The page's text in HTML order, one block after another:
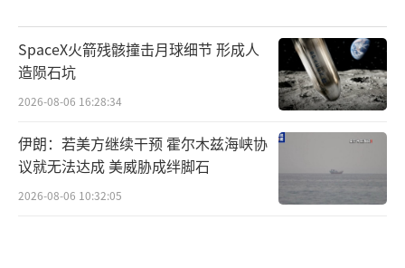
SpaceX火箭残骸撞击月球细节 形成人
造陨石坑
2026-08-06 16:28:34
伊朗：若美方继续干预 霍尔木兹海峡协
议就无法达成 美威胁成绊脚石
2026-08-06 10:32:05